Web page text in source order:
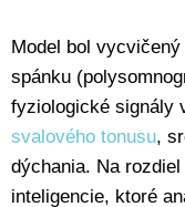
Model bol
spánku
fyziologické signály
svalového tonusu,
dýchania. Na
inteligencie, ktoré